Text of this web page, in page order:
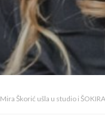
Mira Škorić ušla u studio i